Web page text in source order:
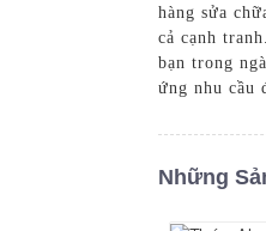
hàng sửa
cả cạnh
bạn trong
ứng nhu cầu
Những